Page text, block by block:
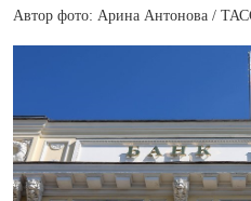
Автор фото: Арина Антонова /